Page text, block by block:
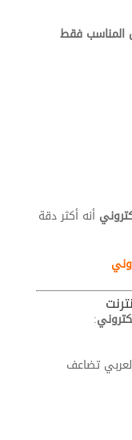
فقط
أنه أكثر دقة
:
تضاعف